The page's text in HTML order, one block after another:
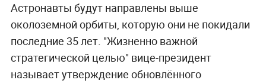
Астронавты будут направлены выше
околоземной орбиты, которую они не покидали
последние 35 лет. "Жизненно важной
стратегической целью" вице-президент
называет утверждение обновлённого